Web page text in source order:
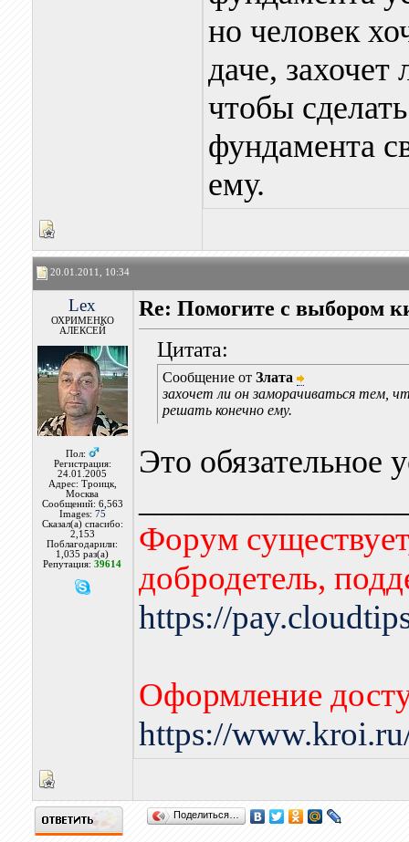
но человек
даче, захочет
чтобы
фундамента
ему.
20.01.2011, 10:34
Lex
ОХРИМЕНКО
АЛЕКСЕЙ
Пол:
Регистрация:
24.01.2005
Адрес: Троицк,
Москва
Сообщений: 6,563
Images: 75
Сказал(а) спасибо:
2,153
Поблагодарили:
1,035 раз(а)
Репутация:39614
Re: Помогите с выбором
Цитата:
Сообщение от Злата
захочет ли он заморачиваться тем,
решать конечно ему.
Это обязательное
Форум
добродетель,
https://
Оформление
https://
Поделиться…